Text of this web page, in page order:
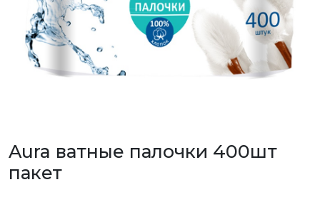
Aura ватные палочки 400шт
пакет